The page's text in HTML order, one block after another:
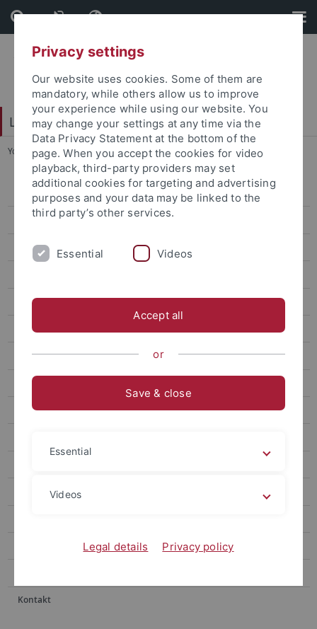
Skip
to
content
Skip
to
footer
Leibniz Kolleg
You are here: Startseite ... Wohnen und Leben
Aktuelles
Sanierung
Hannah Arendt-Lecture
Studienjahr
Wohnen und Leben
Prävention
Beratungsangebote
Für Studieninteressierte
Kontakt
Privacy settings
Our website uses cookies. Some of them are
mandatory, while others allow us to improve
your experience while using our website. You
may change your settings at any time via the
Data Privacy Statement at the bottom of the
page. When you accept the cookies for video
playback, third-party providers may set
additional cookies for targeting and advertising
purposes and your data may be linked to the
third party’s other services.
Essential Videos
Accept all
or
Save & close
Essential
Videos
Legal details Privacy policy